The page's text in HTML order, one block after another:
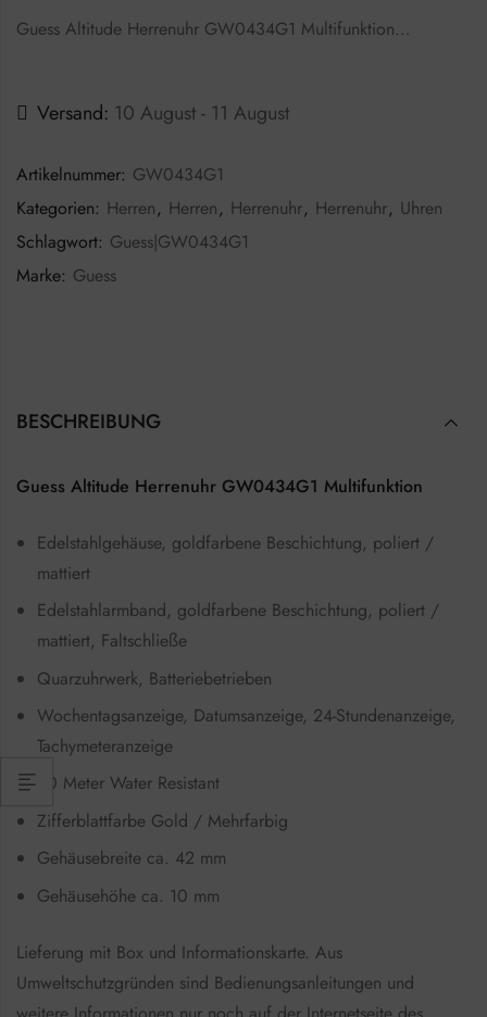
Guess Altitude Herrenuhr GW0434G1 Multifunktion…
Versand: 10 August - 11 August
Artikelnummer: GW0434G1
Kategorien: Herren, Herren, Herrenuhr, Herrenuhr, Uhren
Schlagwort: Guess|GW0434G1
Marke: Guess
BESCHREIBUNG
Guess Altitude Herrenuhr GW0434G1 Multifunktion
Edelstahlgehäuse, goldfarbene Beschichtung, poliert /
mattiert
Edelstahlarmband, goldfarbene Beschichtung, poliert /
mattiert, Faltschließe
Quarzuhrwerk, Batteriebetrieben
Wochentagsanzeige, Datumsanzeige, 24-Stundenanzeige,
Tachymeteranzeige
50 Meter Water Resistant
Zifferblattfarbe Gold / Mehrfarbig
Gehäusebreite ca. 42 mm
Gehäusehöhe ca. 10 mm
Lieferung mit Box und Informationskarte. Aus
Umweltschutzgründen sind Bedienungsanleitungen und